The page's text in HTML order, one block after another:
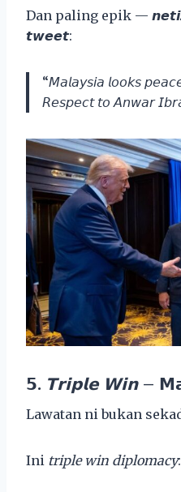
Dan paling epik —
𝙩𝙬𝙚𝙚𝙩:
“𝘔𝘢𝘭𝘢𝘺𝘴𝘪𝘢 𝘭𝘰𝘰𝘬𝘴
𝘙𝘦𝘴𝘱𝘦𝘤𝘵 𝘵𝘰 𝘈𝘯𝘸𝘢𝘳
𝟱. 𝗧𝗿𝗶𝗽𝗹𝗲 𝗪𝗶𝗻 –
Lawatan ni bukan
Ini triple win diplomacy: